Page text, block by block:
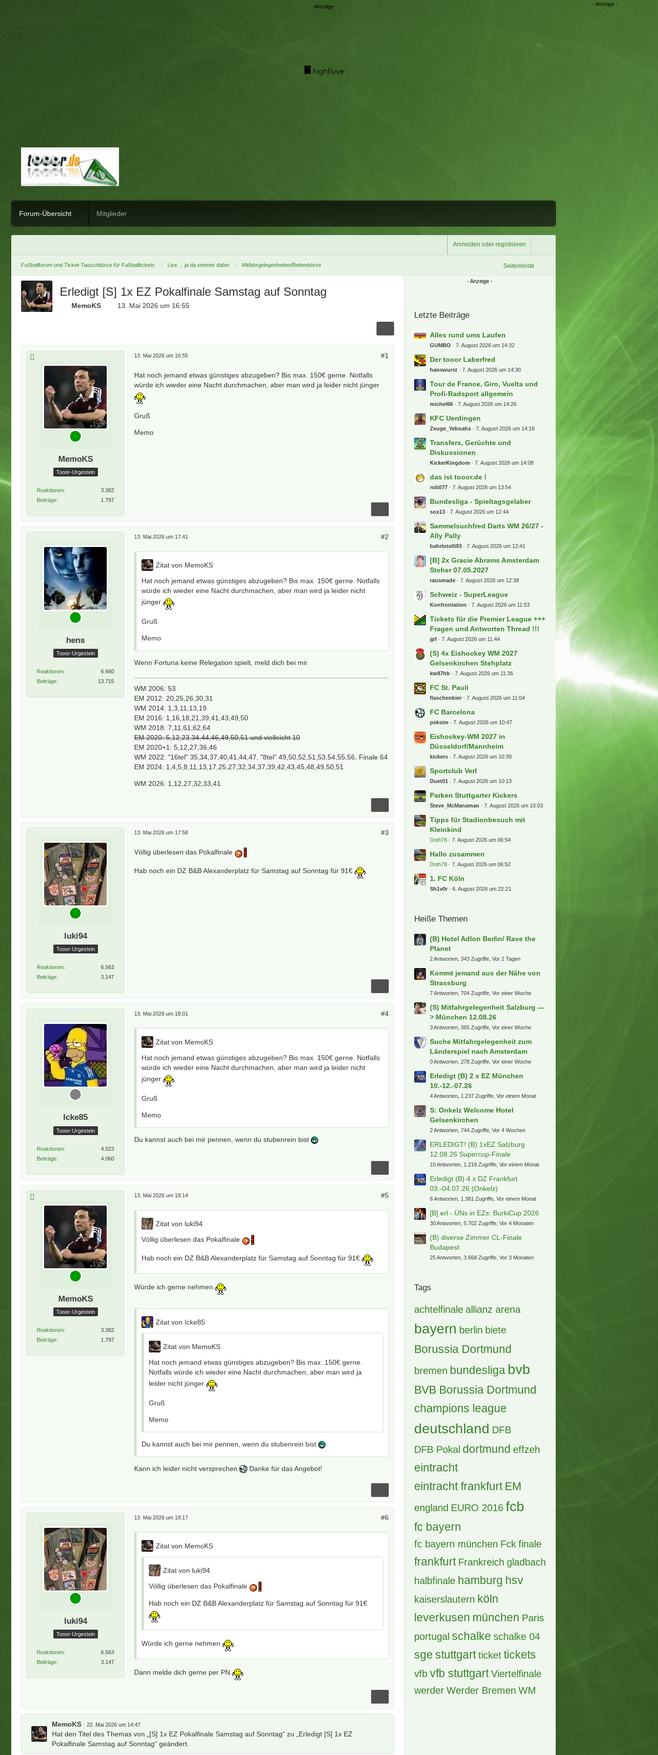
Forum-Übersicht Mitglieder
Anmelden oder registrieren
Fußballforum und Ticket-Tauschbörse für Fußballtickets Live ... ja da simmer dabei Mitfahrgelegenheiten/Bettenbörse Seitenleiste
Erledigt [S] 1x EZ Pokalfinale Samstag auf Sonntag
MemoKS 13. Mai 2026 um 16:55
MemoKS
Tooor-Urgestein
Reaktionen
3.382
Beiträge
1.797
13. Mai 2026 um 16:55 #1
Hat noch jemand etwas günstiges abzugeben? Bis max. 150€ gerne. Notfalls
würde ich wieder eine Nacht durchmachen, aber man wird ja leider nicht jünger
Gruß
Memo
hens
Tooor-Urgestein
Reaktionen
6.660
Beiträge
13.715
13. Mai 2026 um 17:41 #2
Zitat von MemoKS
Hat noch jemand etwas günstiges abzugeben? Bis max. 150€ gerne. Notfalls
würde ich wieder eine Nacht durchmachen, aber man wird ja leider nicht
jünger
Gruß
Memo
Wenn Fortuna keine Relegation spielt, meld dich bei mir
WM 2006: 53
EM 2012: 20,25,26,30,31
WM 2014: 1,3,11,13,19
EM 2016: 1,16,18,21,39,41,43,49,50
WM 2018: 7,11,61,62,64
EM 2020: 5,12,23,34,44,46,49,50,51 und vielleicht 10
EM 2020+1: 5,12,27,36,46
WM 2022: "16tel" 35,34,37,40,41,44,47, "8tel" 49,50,52,51,53,54,55,56, Finale 64
EM 2024: 1,4,5,8,11,13,17,25,27,32,34,37,39,42,43,45,48,49,50,51
WM 2026: 1,12,27,32,33,41
luki94
Tooor-Urgestein
Reaktionen
6.563
Beiträge
3.147
13. Mai 2026 um 17:58 #3
Völlig überlesen das Pokalfinale
Hab noch ein DZ B&B Alexanderplatz für Samstag auf Sonntag für 91€
Icke85
Tooor-Urgestein
Reaktionen
4.023
Beiträge
4.060
13. Mai 2026 um 18:01 #4
Zitat von MemoKS
Hat noch jemand etwas günstiges abzugeben? Bis max. 150€ gerne. Notfalls
würde ich wieder eine Nacht durchmachen, aber man wird ja leider nicht
jünger
Gruß
Memo
Du kannst auch bei mir pennen, wenn du stubenrein bist
MemoKS
Tooor-Urgestein
Reaktionen
3.382
Beiträge
1.797
13. Mai 2026 um 18:14 #5
Zitat von luki94
Völlig überlesen das Pokalfinale
Hab noch ein DZ B&B Alexanderplatz für Samstag auf Sonntag für 91€
Würde ich gerne nehmen
Zitat von Icke85
Zitat von MemoKS
Hat noch jemand etwas günstiges abzugeben? Bis max. 150€ gerne.
Notfalls würde ich wieder eine Nacht durchmachen, aber man wird ja
leider nicht jünger
Gruß
Memo
Du kannst auch bei mir pennen, wenn du stubenrein bist
Kann ich leider nicht versprechen Danke für das Angebot!
luki94
Tooor-Urgestein
Reaktionen
6.563
Beiträge
3.147
13. Mai 2026 um 18:17 #6
Zitat von MemoKS
Zitat von luki94
Völlig überlesen das Pokalfinale
Hab noch ein DZ B&B Alexanderplatz für Samstag auf Sonntag für 91€
Würde ich gerne nehmen
Dann melde dich gerne per PN
MemoKS 22. Mai 2026 um 14:47
Hat den Titel des Themas von „[S] 1x EZ Pokalfinale Samstag auf Sonntag“ zu „Erledigt [S] 1x EZ
Pokalfinale Samstag auf Sonntag“ geändert.
Letzte Beiträge
Alles rund ums Laufen
GUMBO 7. August 2026 um 14:32
Der tooor Laberfred
hanswurst 7. August 2026 um 14:30
Tour de France, Giro, Vuelta und
Profi-Radsport allgemein
michel66 7. August 2026 um 14:26
KFC Uerdingen
Zeuge_Yeboahs 7. August 2026 um 14:16
Transfers, Gerüchte und
Diskussionen
KickerKingdom 7. August 2026 um 14:08
das ist tooor.de !
rob077 7. August 2026 um 13:54
Bundesliga - Spieltagsgelaber
sox13 7. August 2026 um 12:44
Sammelsuchfred Darts WM 26/27 -
Ally Pally
bahrlotelli93 7. August 2026 um 12:41
[B] 2x Gracie Abrams Amsterdam
Steher 07.05.2027
rausmade 7. August 2026 um 12:38
Schweiz - SuperLeague
Konfrontation 7. August 2026 um 11:53
Tickets für die Premier League +++
Fragen und Antworten Thread !!!
jpf 7. August 2026 um 11:44
(S) 4x Eishockey WM 2027
Gelsenkirchen Stehplatz
kw87hb 7. August 2026 um 11:36
FC St. Pauli
flaschenbier 7. August 2026 um 11:04
FC Barcelona
peksim 7. August 2026 um 10:47
Eishockey-WM 2027 in
Düsseldorf/Mannheim
kickers 7. August 2026 um 10:39
Sportclub Verl
Duet01 7. August 2026 um 10:13
Parken Stuttgarter Kickers
Steve_McManaman 7. August 2026 um 10:03
Tipps für Stadionbesuch mit
Kleinkind
Doth78 7. August 2026 um 06:54
Hallo zusammen
Doth78 7. August 2026 um 06:52
1. FC Köln
Sh1v0r 6. August 2026 um 22:21
Heiße Themen
(B) Hotel Adlon Berlin/ Rave the
Planet
2 Antworten, 343 Zugriffe, Vor 2 Tagen
Kommt jemand aus der Nähe von
Strassburg
7 Antworten, 704 Zugriffe, Vor einer Woche
(S) Mitfahrgelegenheit Salzburg —
> München 12.08.26
3 Antworten, 365 Zugriffe, Vor einer Woche
Suche Mitfahrgelegenheit zum
Länderspiel nach Amsterdam
0 Antworten, 278 Zugriffe, Vor einer Woche
Erledigt (B) 2 x EZ München
10.-12.-07.26
4 Antworten, 1.237 Zugriffe, Vor einem Monat
S: Onkelz Welcome Hotel
Gelsenkirchen
2 Antworten, 744 Zugriffe, Vor 4 Wochen
ERLEDIGT! (B) 1xEZ Salzburg
12.08.26 Supercup-Finale
10 Antworten, 1.216 Zugriffe, Vor einem Monat
Erledigt (B) 4 x DZ Frankfurt
03.-04.07.26 (Onkelz)
6 Antworten, 1.381 Zugriffe, Vor einem Monat
[B] erl - ÜNs in EZs: BurkiCup 2026
30 Antworten, 5.702 Zugriffe, Vor 4 Monaten
(B) diverse Zimmer CL-Finale
Budapest
25 Antworten, 3.668 Zugriffe, Vor 3 Monaten
Tags
achtelfinale allianz arena
bayern berlin biete
Borussia Dortmund
bremen bundesliga bvb
BVB Borussia Dortmund
champions league
deutschland DFB
DFB Pokal dortmund effzeh
eintracht
eintracht frankfurt EM
england EURO 2016 fcb
fc bayern
fc bayern münchen Fck finale
frankfurt Frankreich gladbach
halbfinale hamburg hsv
kaiserslautern köln
leverkusen münchen Paris
portugal schalke schalke 04
sge stuttgart ticket tickets
vfb vfb stuttgart Viertelfinale
werder Werder Bremen WM